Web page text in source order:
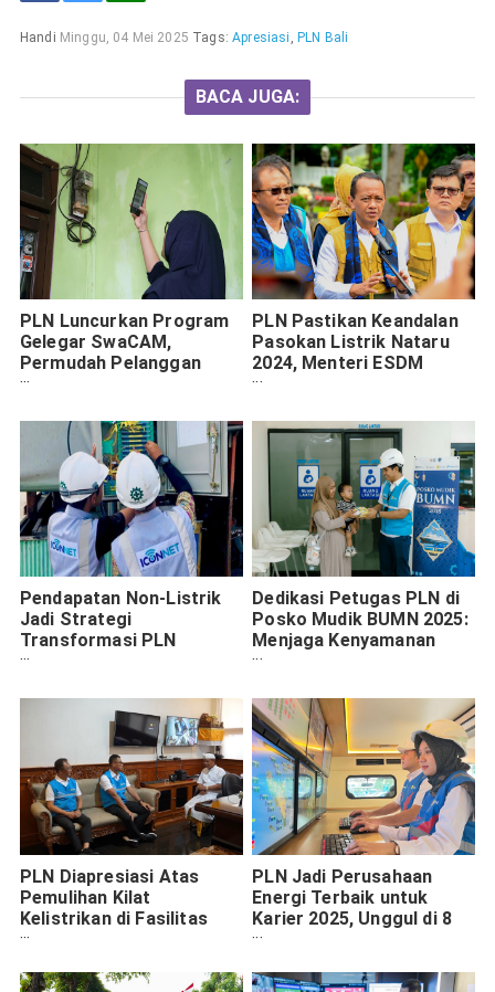
Handi Minggu, 04 Mei 2025 Tags:Apresiasi , PLN Bali
BACA JUGA:
PLN Luncurkan Program
Gelegar SwaCAM,
Permudah Pelanggan
Catat Pemakaian Listrik
PLN Pastikan Keandalan
Pasokan Listrik Nataru
2024, Menteri ESDM
Apresiasi Kesiapan PLTU
Pendapatan Non-Listrik
Jadi Strategi
Transformasi PLN
Menembus Fortune Global
Dedikasi Petugas PLN di
Posko Mudik BUMN 2025:
Menjaga Kenyamanan
Pemudik dengan Layanan
PLN Diapresiasi Atas
Pemulihan Kilat
Kelistrikan di Fasilitas
Vital Bali
PLN Jadi Perusahaan
Energi Terbaik untuk
Karier 2025, Unggul di 8
Indikator LinkedIn